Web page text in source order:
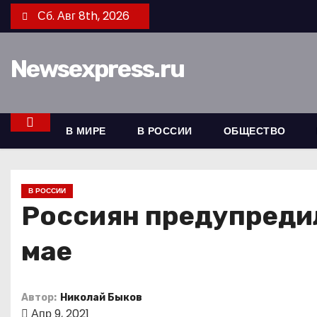
е
к
Сб. Авг 8th, 2026
Newsexpress.ru
В МИРЕ В РОССИИ ОБЩЕСТВО
В РОССИИ
Россиян
мае
Автор: Николай Быков